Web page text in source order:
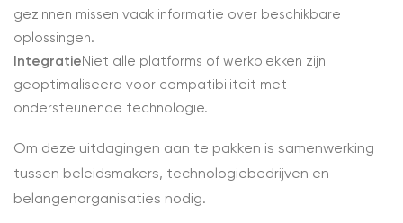
gezinnen missen vaak informatie over beschikbare
oplossingen.
IntegratieNiet alle platforms of werkplekken zijn
geoptimaliseerd voor compatibiliteit met
ondersteunende technologie.
Om deze uitdagingen aan te pakken is samenwerking
tussen beleidsmakers, technologiebedrijven en
belangenorganisaties nodig.